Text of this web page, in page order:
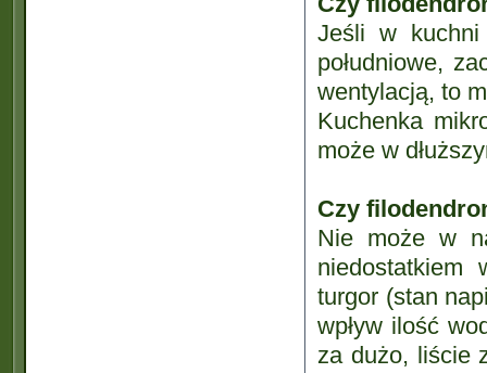
Jeśli w kuchni
południowe,
wentylacją, to
Kuchenka
może w
Czy
Nie może w
niedostatkiem
turgor (stan
wpływ ilość
za dużo, liście